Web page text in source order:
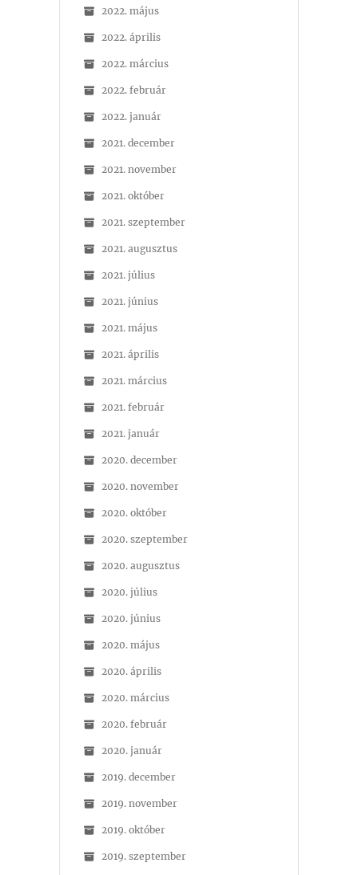
2022. május
2022. április
2022. március
2022. február
2022. január
2021. december
2021. november
2021. október
2021. szeptember
2021. augusztus
2021. július
2021. június
2021. május
2021. április
2021. március
2021. február
2021. január
2020. december
2020. november
2020. október
2020. szeptember
2020. augusztus
2020. július
2020. június
2020. május
2020. április
2020. március
2020. február
2020. január
2019. december
2019. november
2019. október
2019. szeptember